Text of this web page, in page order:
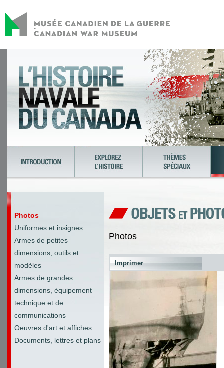
Photos
Uniformes et insignes
Armes de petites
dimensions, outils et
modèles
Armes de grandes
dimensions, équipement
technique et de
communications
Oeuvres d'art et affiches
Documents, lettres et plans
Photos
Imprimer